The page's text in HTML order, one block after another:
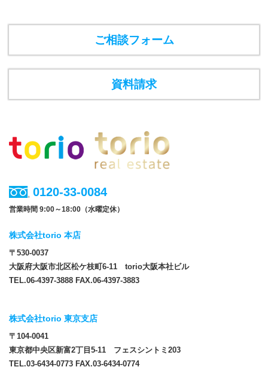
ご相談フォーム
資料請求
0120-33-0084
営業時間 9:00～18:00（水曜定休）
株式会社torio 本店
〒530-0037
大阪府大阪市北区松ケ枝町6-11 torio大阪本社ビル
TEL.06-4397-3888 FAX.06-4397-3883
株式会社torio 東京支店
〒104-0041
東京都中央区新富2丁目5-11 フェスシントミ203
TEL.03-6434-0773 FAX.03-6434-0774